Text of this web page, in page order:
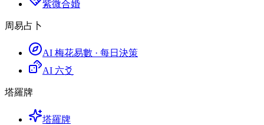
紫微合婚
周易占卜
AI 梅花易數 · 每日決策
AI 六爻
塔羅牌
塔羅牌